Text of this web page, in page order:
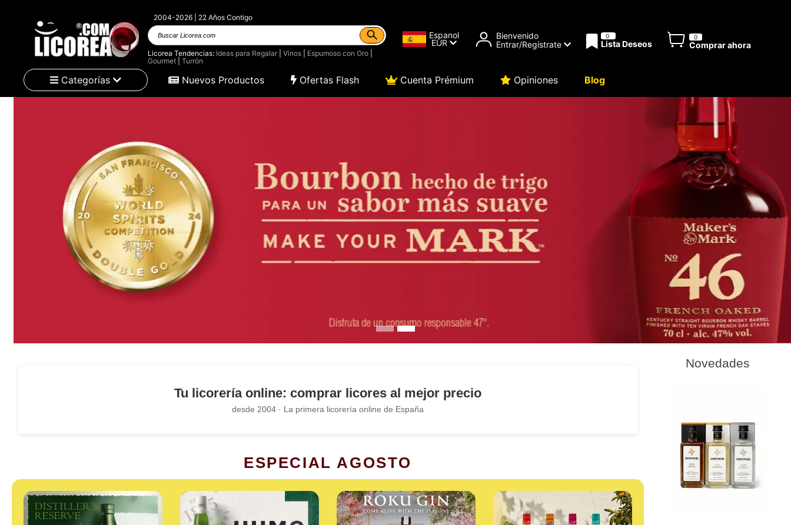
2004-2026 | 22 Años Contigo
Buscar
Licorea.com
Licorea Tendencias: Ideas para Regalar| Vinos| Espumoso con Oro|
Gourmet| Turrón
Espanol
EUR
Bienvenido
Entrar/Regístrate
0
Lista Deseos
0
Comprar ahora
Categorías Nuevos Productos Ofertas Flash Cuenta Prémium Opiniones Blog
Tu licorería online: comprar licores al mejor precio
desde 2004 · La primera licorería online de España
ESPECIAL AGOSTO
Novedades